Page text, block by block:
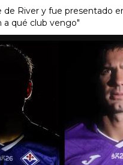
de River y fue presentado
a qué club vengo"